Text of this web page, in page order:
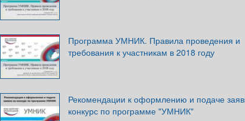
Программа УМНИК. Правила проведения и
требования к участникам в 2018 году
Рекомендации к оформлению и подаче
конкурс по программе "УМНИК"